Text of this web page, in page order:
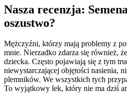
Nasza recenzja:
oszustwo?
Mężczyźni, którzy mają problemy z
mnie. Nierzadko zdarza się również,
dziecka. Często pojawiają się z tym
niewystarczającej objętości nasienia,
plemników. We wszystkich tych
To wyjątkowy lek, który nie ma dziś